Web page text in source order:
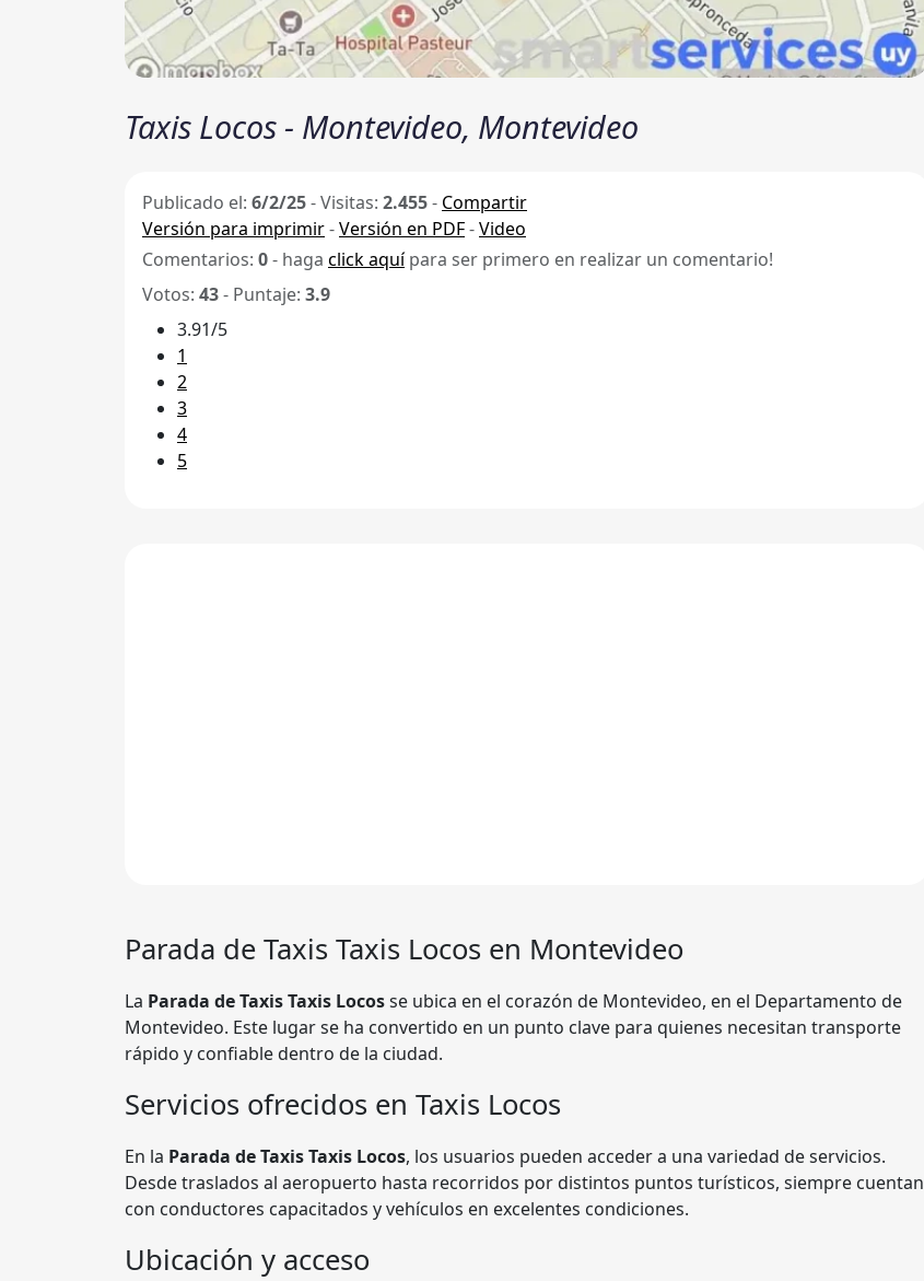
Taxis Locos - Montevideo, Montevideo
Publicado el: 6/2/25-Visitas: 2.455- Compartir
Versión para imprimir-Versión en PDF-Video
Comentarios: 0- haga click aquípara ser primero en realizar un comentario!
Votos: 43- Puntaje: 3.9
3.91/5
1
2
3
4
5
Parada de Taxis Taxis Locos en Montevideo
La Parada de Taxis Taxis Locosse ubica en el corazón de Montevideo, en el Departamento de
Montevideo. Este lugar se ha convertido en un punto clave para quienes necesitan transporte
rápido y confiable dentro de la ciudad.
Servicios ofrecidos en Taxis Locos
En la Parada de Taxis Taxis Locos, los usuarios pueden acceder a una variedad de servicios.
Desde traslados al aeropuerto hasta recorridos por distintos puntos turísticos, siempre cuentan
con conductores capacitados y vehículos en excelentes condiciones.
Ubicación y acceso